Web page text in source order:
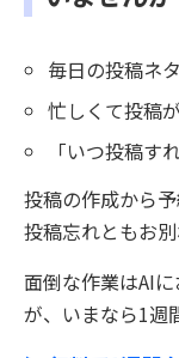
毎日の投稿ネ
忙しくて投稿
「いつ投稿す
投稿の作成から
投稿忘れともお別
面倒な作業はAI
が、いまなら1週